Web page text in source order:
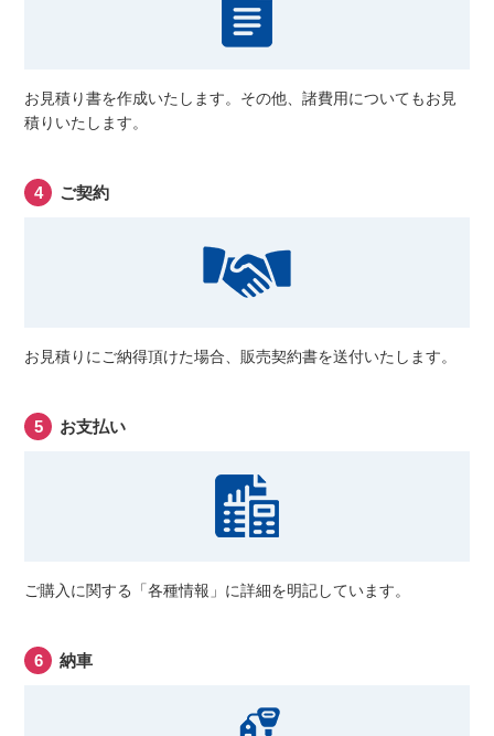
お見積り書を作成いたします。その他、諸費用についてもお見
積りいたします。
ご契約
お見積りにご納得頂けた場合、販売契約書を送付いたします。
お支払い
ご購入に関する「各種情報」に詳細を明記しています。
納車